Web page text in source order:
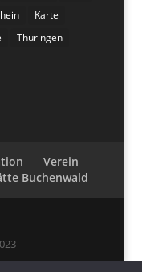
Karte
Thüringen
Verein
Buchenwald